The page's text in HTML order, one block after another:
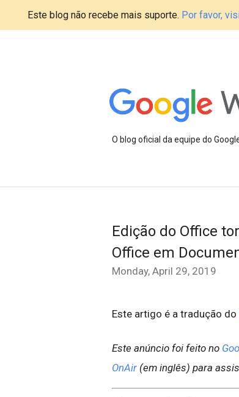
Este blog não recebe mais suporte. Por favor,
O blog oficial da equipe do
Edição do Office
Office em
Monday, April 29, 2019
Este artigo é a tradução do
Este anúncio foi feito no
OnAir (em inglês) para